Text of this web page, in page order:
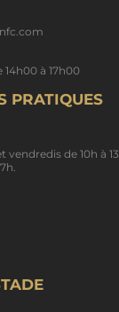
14h00 à 17h00
PRATIQUES
de 10h à